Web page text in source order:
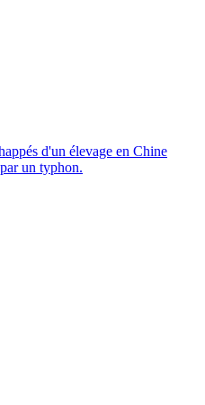
d'un élevage en Chine
un typhon.